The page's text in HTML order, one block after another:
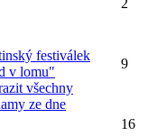
2
festiválek
v lomu"
všechny
ze dne
9
16